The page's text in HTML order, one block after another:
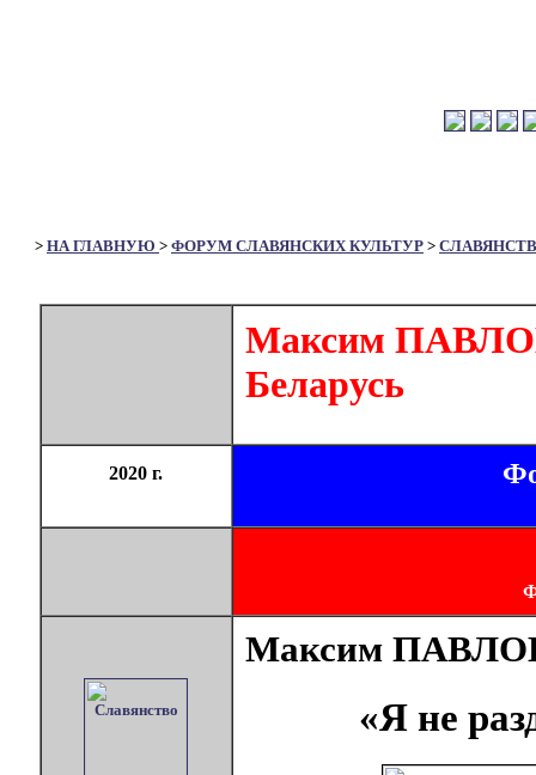
> НА ГЛАВНУЮ > ФОРУМ СЛАВЯНСКИХ КУЛЬТУР >
Максим
Беларусь
2020 г.
Максим
«Я не